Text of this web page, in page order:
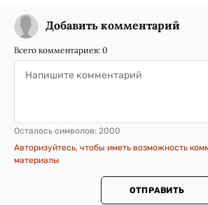
Добавить комментарий
Всего комментариев: 0
Осталось символов: 2000
Авторизуйтесь, чтобы иметь возможность
материалы
ОТПРАВИТЬ